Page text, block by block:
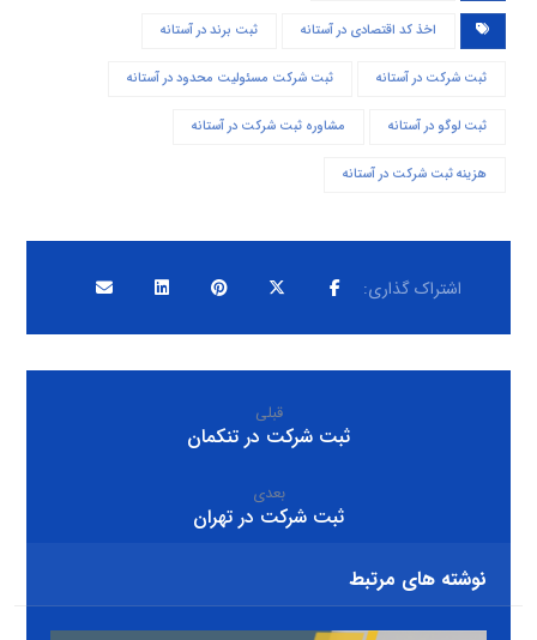
اخذ کد اقتصادی در آستانه ثبت برند در آستانه
ثبت شرکت در آستانه ثبت شرکت مسئولیت محدود در آستانه
ثبت لوگو در آستانه مشاوره ثبت شرکت در آستانه
هزینه ثبت شرکت در آستانه
قبلی
ثبت شرکت در تنكمان
بعدی
ثبت شرکت در تهران
نوشته های مرتبط